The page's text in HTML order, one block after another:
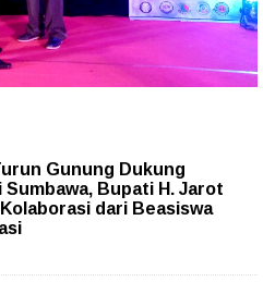
Gunung Dukung
Bupati H. Jarot
dari Beasiswa